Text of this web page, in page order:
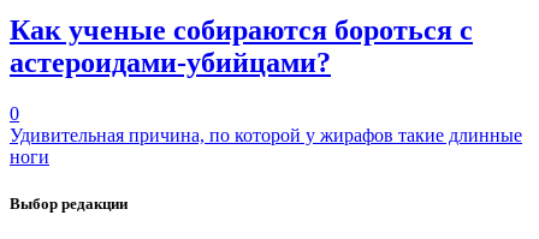
Как ученые собираются бороться с
астероидами-убийцами?
0
Удивительная причина, по которой у жирафов такие длинные
ноги
Выбор редакции